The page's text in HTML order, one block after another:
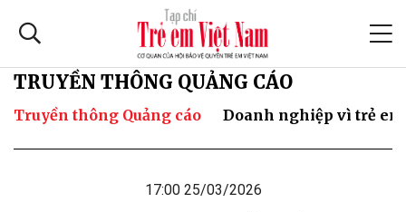
TRUYỀN THÔNG QUẢNG CÁO
Truyền thông Quảng cáo Doanh nghiệp vì trẻ em
17:00 25/03/2026